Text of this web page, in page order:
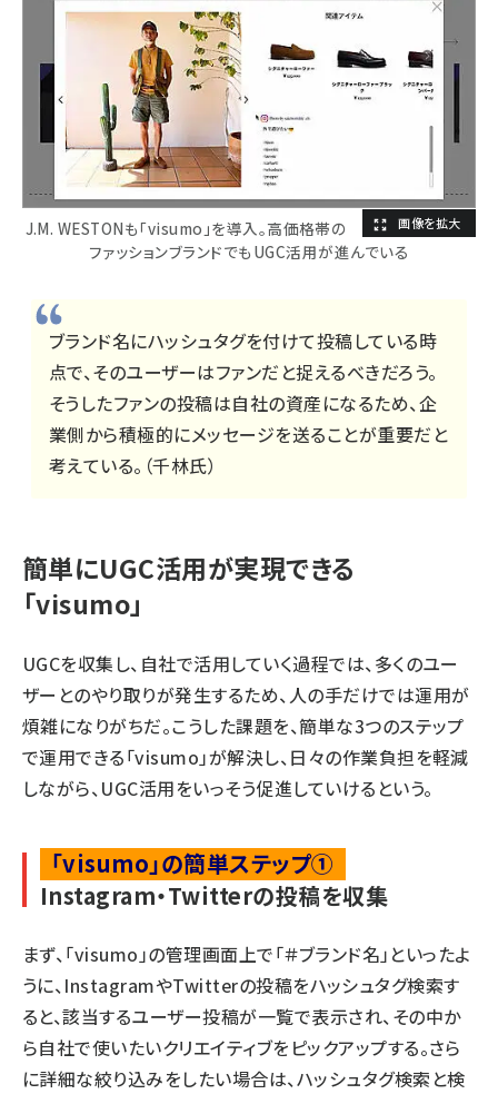
J.M. WESTONも「visumo」を導入。高価格帯の
ファッションブランドでもUGC活用が進んでいる
ブランド名にハッシュタグを付けて投稿している時
点で、そのユーザーはファンだと捉えるべきだろう。
そうしたファンの投稿は自社の資産になるため、企
業側から積極的にメッセージを送ることが重要だと
考えている。（千林氏）
簡単にUGC活用が実現できる
「visumo」
UGCを収集し、自社で活用していく過程では、多くのユー
ザーとのやり取りが発生するため、人の手だけでは運用が
煩雑になりがちだ。こうした課題を、簡単な3つのステップ
で運用できる「visumo」が解決し、日々の作業負担を軽減
しながら、UGC活用をいっそう促進していけるという。
「visumo」の簡単ステップ①
Instagram・Twitterの投稿を収集
まず、「visumo」の管理画面上で「＃ブランド名」といったよ
うに、InstagramやTwitterの投稿をハッシュタグ検索す
ると、該当するユーザー投稿が一覧で表示され、その中か
ら自社で使いたいクリエイティブをピックアップする。さら
に詳細な絞り込みをしたい場合は、ハッシュタグ検索と検